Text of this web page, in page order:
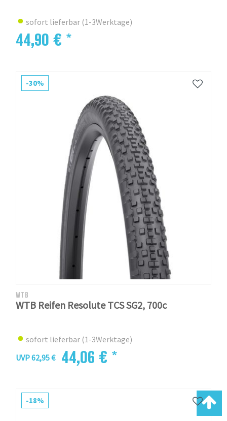
sofort lieferbar (1-3Werktage)
44,90 € *
-30%
WTB
WTB Reifen Resolute TCS SG2, 700c
sofort lieferbar (1-3Werktage)
UVP 62,95 €
44,06 € *
-18%